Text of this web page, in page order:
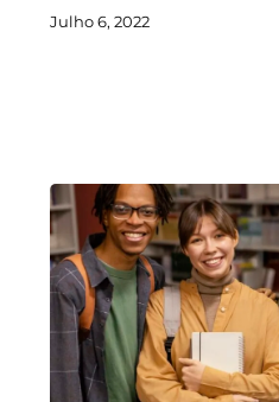
Julho 6, 2022